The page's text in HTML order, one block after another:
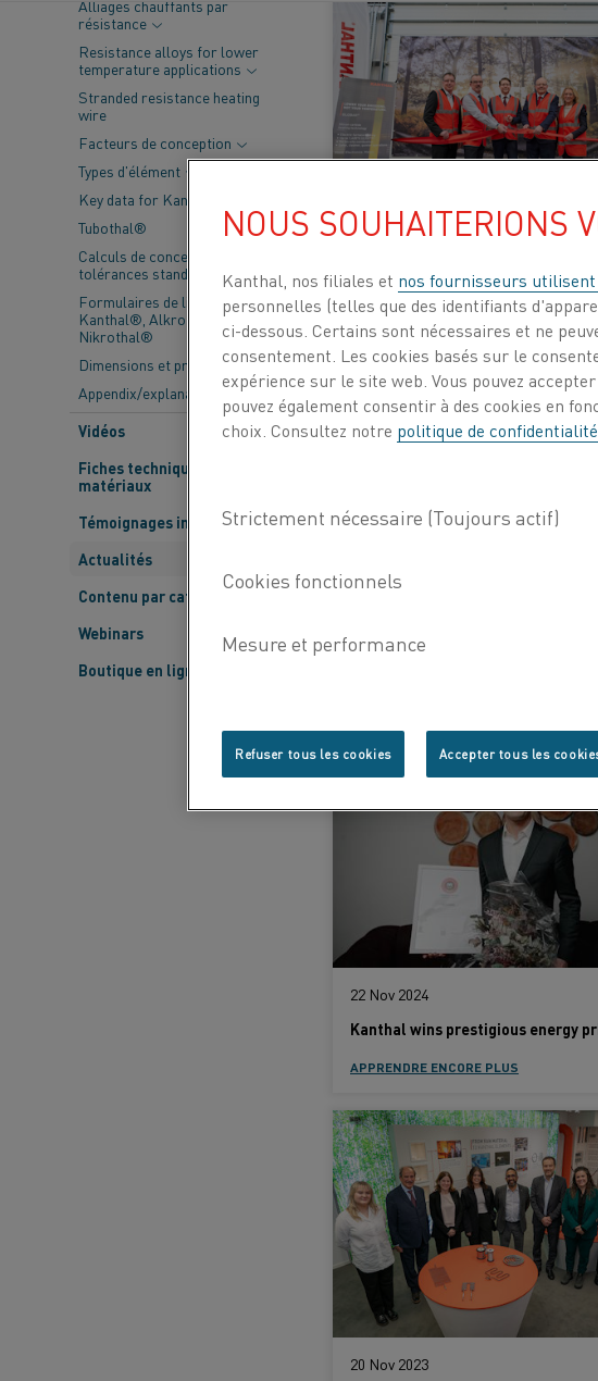
Alliages chauffants par
résistance
Resistance alloys for lower
temperature applications
Stranded resistance heating
wire
Facteurs de conception
Types d'élément
Key data for Kanthal® elements
Tubothal®
Calculs de conception et
tolérances standard
Formulaires de livraison -
Kanthal®, Alkrothal® et
Nikrothal®
Dimensions et propriétés
Appendix/explanations
Vidéos
Fiches techniques des
matériaux
Témoignages inspirants
Actualités
Contenu par catégorie
Webinars
Boutique en ligne Kanthal
Réchauffeurs de
APPRENDRE ENCORE PLUS
22 Nov 2024
APPRENDRE ENCORE PLUS
20 Nov 2023
NOUS SOUHAITERIONS
Kanthal, nos filiales et nos fournisseurs
personnelles (telles que des identifiants
ci-dessous. Certains sont nécessaires et ne
consentement. Les cookies basés sur le
expérience sur le site web. Vous pouvez
pouvez également consentir à des cookies en
choix. Consultez notre politique de
Refuser tous les cookies Accepter tous les